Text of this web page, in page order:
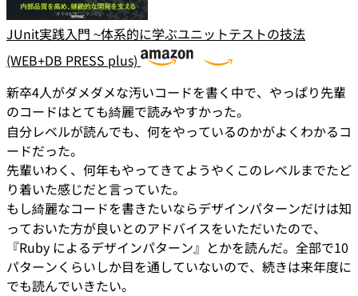
JUnit実践入門 ~体系的に学ぶユニットテストの技法
(WEB+DB PRESS plus)
新卒4人がダメダメな汚いコードを書く中で、やっぱり先輩
のコードはとても綺麗で読みやすかった。
自分レベルが読んでも、何をやっているのかがよくわかるコ
ードだった。
先輩いわく、何年もやってきてようやくこのレベルまでたど
り着いた感じだと言っていた。
もし綺麗なコードを書きたいならデザインパターンだけは知
っておいた方が良いとのアドバイスをいただいたので、
『Ruby によるデザインパターン』とかを読んだ。全部で10
パターンくらいしか目を通していないので、続きは来年度に
でも読んでいきたい。